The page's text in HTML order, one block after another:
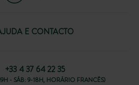
E CONTACTO
+33 4 37 64 22 35
- SÁB: 9-18H, HORÁRIO FRANCÊS)